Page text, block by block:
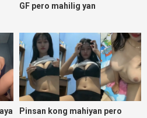
GF pero mahilig yan
Pinsan kong mahiyan pero